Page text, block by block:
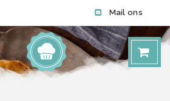
Mail ons